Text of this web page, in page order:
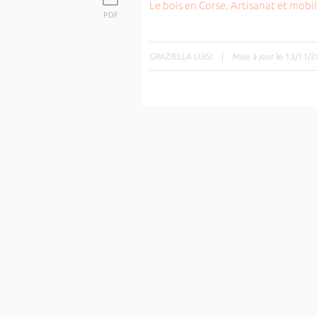
PDF
Le bois en Corse, Artisanat et
GRAZIELLA LUISI | Mise à jour le 13/11/